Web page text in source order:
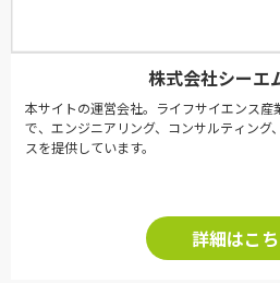
株式会社シーエ
本サイトの運営会社。ライフサイエンス
で、エンジニアリング、コンサルティング
スを提供しています。
詳細はこ